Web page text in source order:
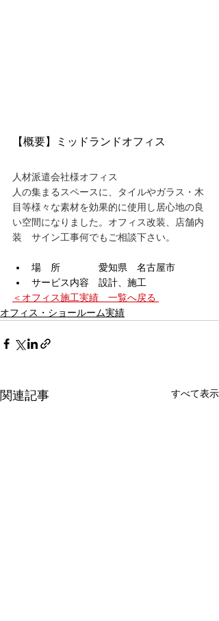
【概要】ミッドランドオフィス
人材派遣会社様オフィス
人の集まるスペースに、タイルやガラス・木
目等様々な素材を効果的に使用し居心地の良
い空間になりました。オフィス改装、店舗内
装　サイン工事何でもご相談下さい。
場　所　　　　愛知県　名古屋市
サービス内容　設計、施工
＜オフィス施工実績　一覧へ戻る
オフィス・ショールーム実績
関連記事 すべて表示